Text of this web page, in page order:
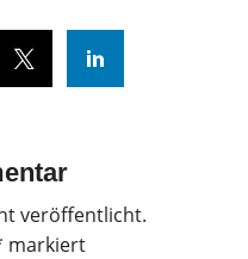
veröffentlicht.
markiert